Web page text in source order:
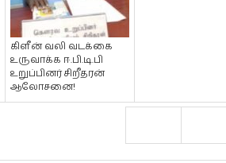
கிளீன் வலி வடக்கை
உருவாக்க ஈ.பி.டி.பி
உறுப்பினர் சிறீதரன்
ஆலோசனை!